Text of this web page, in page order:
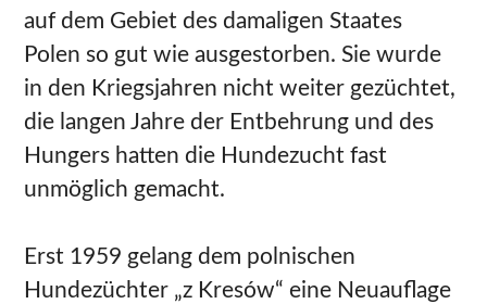
auf dem Gebiet des damaligen Staates
Polen so gut wie ausgestorben. Sie wurde
in den Kriegsjahren nicht weiter gezüchtet,
die langen Jahre der Entbehrung und des
Hungers hatten die Hundezucht fast
unmöglich gemacht.
Erst 1959 gelang dem polnischen
Hundezüchter „z Kresów“ eine Neuauflage